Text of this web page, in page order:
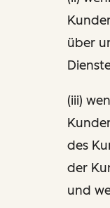
über
(iii)
des
der
und